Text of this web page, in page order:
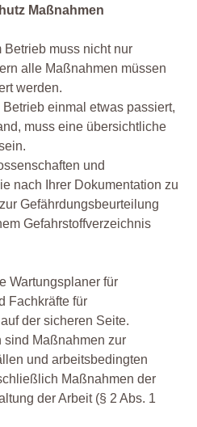
Maßnahmen
Betrieb muss nicht nur
alle Maßnahmen müssen
werden.
einmal etwas passiert,
muss eine übersichtliche
und
nach Ihrer Dokumentation zu
Gefährdungsbeurteilung
Gefahrstoffverzeichnis
Wartungsplaner für
Fachkräfte für
der sicheren Seite.
Maßnahmen zur
und arbeitsbedingten
Maßnahmen der
der Arbeit (§ 2 Abs. 1